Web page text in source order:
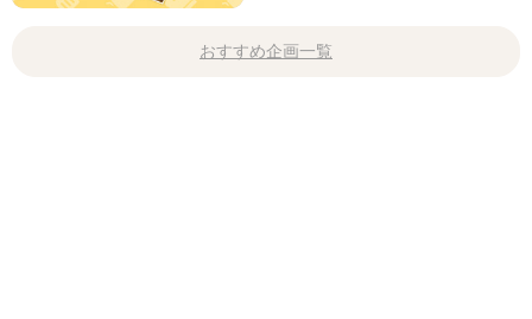
おすすめ企画一覧